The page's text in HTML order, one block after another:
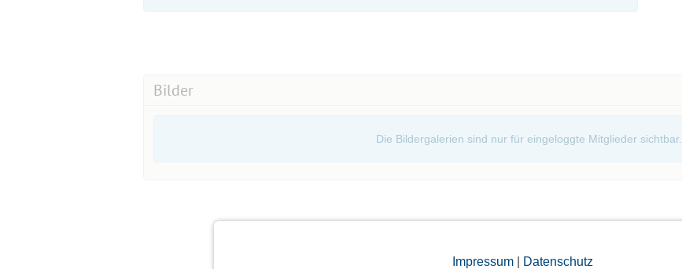
Impressum| Datenschutz
Bitte kommt verbindlich und zuverlässig, da ich alle reservierten Plätze bezahlen muss.
Bilder
Die Bildergalerien sind nur für eingeloggte Mitglieder sichtbar.